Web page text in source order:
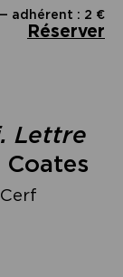
adhérent : 2 €
Réserver
Lettre
Coates